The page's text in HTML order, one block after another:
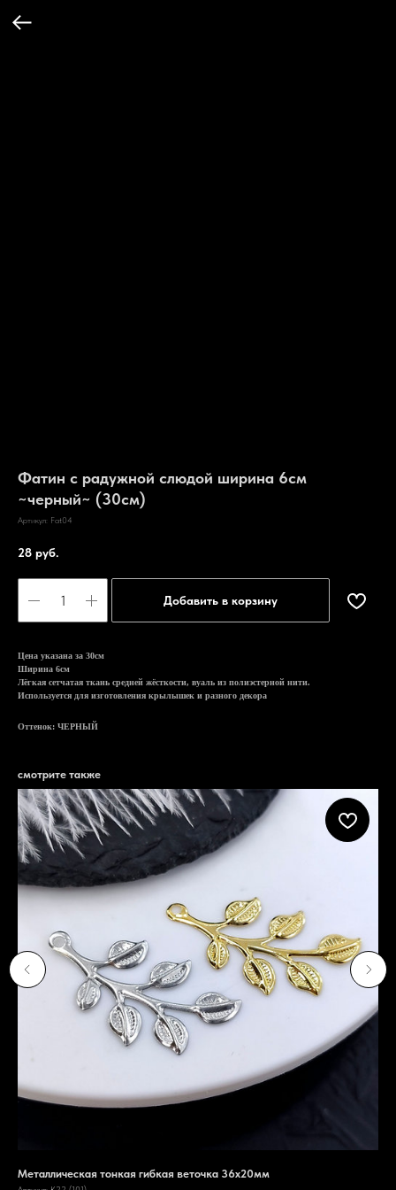
Фатин с радужной слюдой ширина 6см
~черный~ (30см)
Артикул: Fat04
28 руб.
Добавить в корзину
Цена указана за 30см
Ширина 6см
Лёгкая сетчатая ткань средней жёсткости, вуаль из полиэстерной нити.
Используется для изготовления крылышек и разного декора
Оттенок: ЧЕРНЫЙ
смотрите также
Металлическая тонкая гибкая веточка 36х20мм